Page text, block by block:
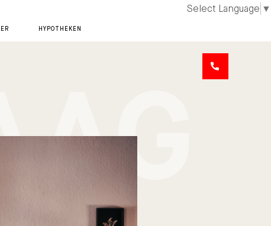
Select Language ▼
HYPOTHEKEN